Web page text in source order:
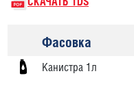
Фасовка
Канистра 1л